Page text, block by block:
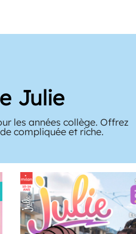
Julie
les années collège. Offrez
compliquée et riche.